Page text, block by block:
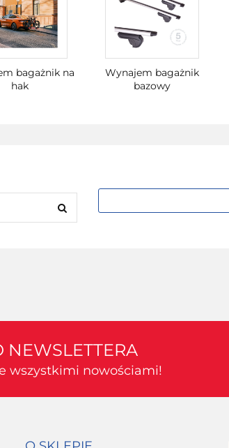
bagażnik na
hak
Wynajem bagażnik
bazowy
NEWSLETTERA
wszystkimi nowościami!